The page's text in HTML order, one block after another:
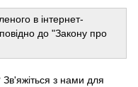
в інтернет-
до "Закону про
з нами для